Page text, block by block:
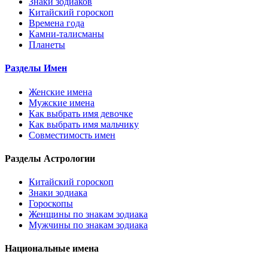
Китайский гороскоп
Времена года
Камни-талисманы
Планеты
Разделы Имен
Женские имена
Мужские имена
Как выбрать имя девочке
Как выбрать имя мальчику
Совместимость имен
Разделы Астрологии
Китайский гороскоп
Знаки зодиака
Гороскопы
Женщины по знакам зодиака
Мужчины по знакам зодиака
Национальные имена